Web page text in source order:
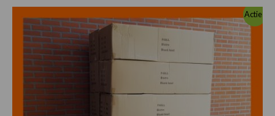
Actie!
Oorspronkelijke
prijs
was:
€660.00.
prijs
is:
€627.00.